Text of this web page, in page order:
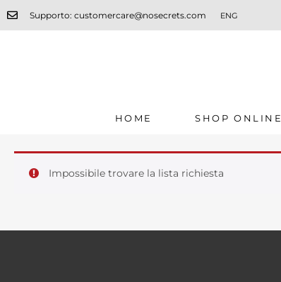
Supporto: customercare@nosecrets.com ENG
HOME SHOP ONLINE
Impossibile trovare la lista richiesta